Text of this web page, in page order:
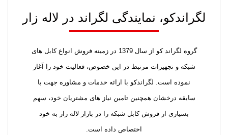
لگراندکو، نمایندگی لگراند در لاله زار
گروه لگراند کو از سال 1379 در زمینه فروش انواع کابل های
شبکه و تجهیزات مرتبط در این خصوص، فعالیت خود را آغاز
نموده است. لگراندکو با ارائه خدمات و مشاوره جهت با
سابقه درخشان همچنین تامین نیاز های مشتریان خود، سهم
بسیاری از فروش کابل شبکه را در بازار لاله زار به خود
اختصاص داده است.